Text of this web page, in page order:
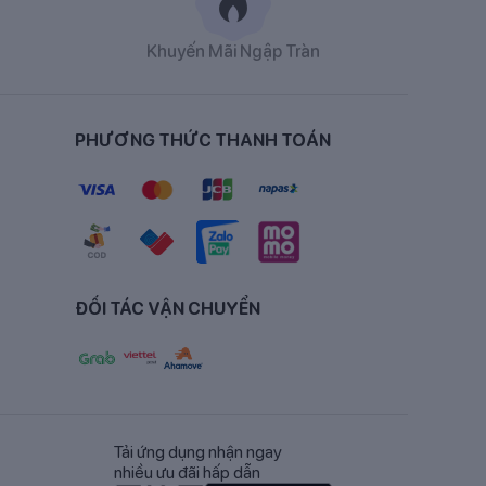
medium chain
magnesi
selenit, calci D-
D-biotin), 2-
Khuyến Mãi Ngập Tràn
PHƯƠNG THỨC THANH TOÁN
ĐỐI TÁC VẬN CHUYỂN
Tải ứng dụng nhận ngay
nhiều ưu đãi hấp dẫn